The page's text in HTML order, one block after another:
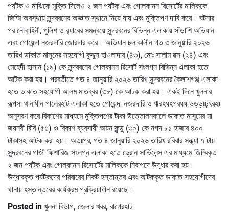
পর্যটক ও মাঝিকে মুক্তি দিলেও ২ জন পর্যটক এবং গোলকানন রিসোর্টের মালিককে
জিম্মি অবস্থায় সুন্দরবনের অজ্ঞাত স্থানে নিয়ে যায় এবং মুক্তিপণ দাবি করে। ঘটনার
পর নৌবাহিনী, পুলিশ ও র‌্যাবের সমন্বয়ে সুন্দরবনের বিভিন্ন এলাকায় সাঁড়াশি অভিযান
এবং গোয়েন্দা নজরদারি জোরদার করে। অভিযান চলাকালীন গত ৩ জানুয়ারি ২০২৬
তারিখ ডাকাত মাসুমের সহযোগী কুদ্দুস হাওলাদার (৪৩), মোঃ সালাম বক্স (২৪) এবং
মেহেদী হাসান (১৯) কে সুন্দরবনের গোলকানন রিসোর্ট সংলগ্ন বিভিন্ন এলাকা হতে
আটক করা হয়। পরবর্তীতে গত ৪ জানুয়ারি ২০২৬ তারিখ সুন্দরবনের কৈলাশগঞ্জ এলাকা
হতে ডাকাত সহযোগী আলম মাতব্বর (৩৮) কে আটক করা হয়। একই দিনে খুলনার
রূপসা থানাধীন পালেরহাট এলাকা হতে গোয়েন্দা নজরদারি ও ঋরহধহপরধষ ভড়ড়ঃঢ়ৎরহঃ
অনুসরণ করে বিকাশের মাধ্যমে মুক্তিপণের টাকা উত্তোলনকালে ডাকাত মাসুমের মা
জয়নবী বিবি (৫৫) ও বিকাশ ব্যবসায়ী অয়ন কুন্ডু (৩০) কে নগদ ৮১ হাজার ৪০০
টাকাসহ আটক করা হয়। অতঃপর, গত ৪ জানুয়ারি ২০২৬ তারিখ রবিবার সন্ধ্যা ৭ টায়
সুন্দরবনের গাজী ফিশারিজ সংলগ্ন এলাকা হতে ড্রোন সার্ভিলেন্স এর মাধ্যমে জিম্মিকৃত
২ জন পর্যটক এবং গোলকানন রিসোর্টের মালিককে নিরাপদে উদ্ধার করা হয়।
উদ্ধারকৃত পর্যটকদের পরিবারের নিকট হস্তান্তর এবং আটককৃত ডাকাত সহযোগীদের
থানায় হস্তান্তরের কার্যক্রম প্রক্রিয়াধীন রয়েছে।
Posted in খুলনা বিভাগ, জেলার খবর, বাগেরহাট